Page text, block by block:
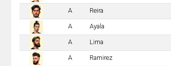
A Reira
A Ayala
A Lima
A Ramirez